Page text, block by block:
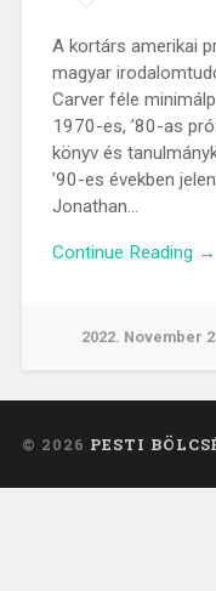
A kortárs amerikai
magyar
Carver féle
1970-es, ’80-as
könyv és
’90-es években
Jonathan…
Continue Reading →
2022. November
© 2026 PESTI